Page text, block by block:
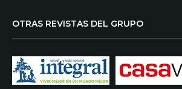
OTRAS REVISTAS DEL GRUPO